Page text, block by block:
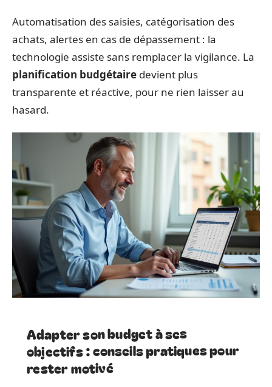
Automatisation des saisies, catégorisation des
achats, alertes en cas de dépassement : la
technologie assiste sans remplacer la vigilance. La
planification budgétaire devient plus
transparente et réactive, pour ne rien laisser au
hasard.
Adapter son budget à ses
objectifs : conseils pratiques pour
rester motivé